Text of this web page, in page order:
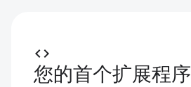
code
您的首个扩展程序